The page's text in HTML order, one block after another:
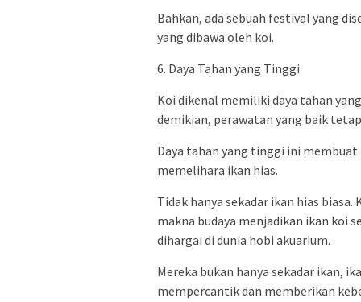
Bahkan, ada sebuah festival yang
yang dibawa oleh koi.
6. Daya Tahan yang Tinggi
Koi dikenal memiliki daya tahan
demikian, perawatan yang baik
Daya tahan yang tinggi ini
memelihara ikan hias.
Tidak hanya sekadar ikan hias
makna budaya menjadikan ikan koi
dihargai di dunia hobi akuarium.
Mereka bukan hanya sekadar ikan,
mempercantik dan memberikan